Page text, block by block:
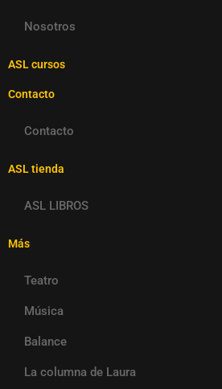
Nosotros
ASL cursos
Contacto
Contacto
ASL tienda
ASL LIBROS
Más
Teatro
Música
Balance
La columna de Laura